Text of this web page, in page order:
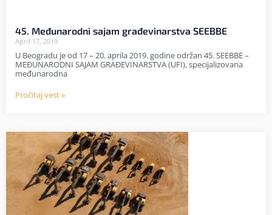
45. Međunarodni sajam građevinarstva SEEBBE
April 17, 2019
U Beogradu je od 17 – 20. aprila 2019. godine održan 45. SEEBBE –
MEĐUNARODNI SAJAM GRAĐEVINARSTVA (UFI), specijalizovana
međunarodna
Pročitaj vest »